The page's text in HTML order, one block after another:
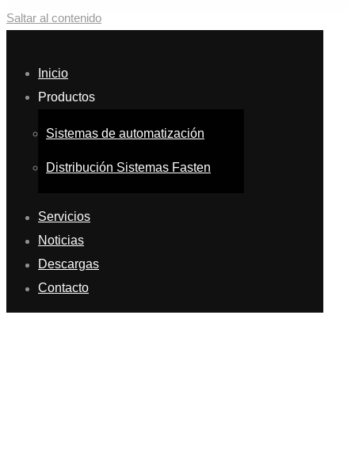
Saltar al contenido
Inicio
Productos
Sistemas de automatización
Distribución Sistemas Fasten
Servicios
Noticias
Descargas
Contacto